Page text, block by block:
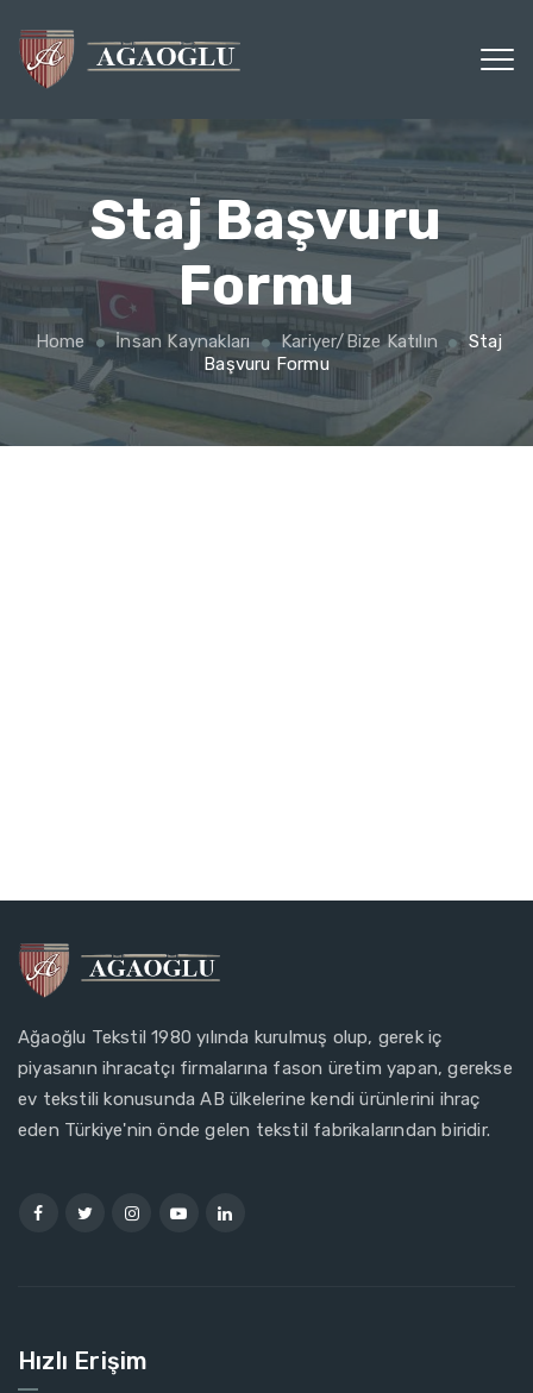
Staj Başvuru
Formu
Home İnsan Kaynakları Kariyer/Bize Katılın
Staj
Başvuru Formu
Ağaoğlu Tekstil 1980 yılında kurulmuş olup, gerek iç
piyasanın ihracatçı firmalarına fason üretim yapan, gerekse
ev tekstili konusunda AB ülkelerine kendi ürünlerini ihraç
eden Türkiye'nin önde gelen tekstil fabrikalarından biridir.
Hızlı Erişim